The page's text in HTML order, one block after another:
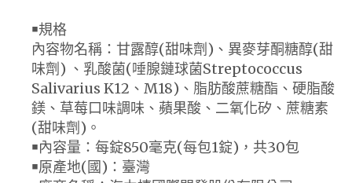
￭規格
內容物名稱：甘露醇(甜味劑)、異麥芽酮糖醇(甜
味劑) 、乳酸菌(唾腺鏈球菌Streptococcus
Salivarius K12、M18)、脂肪酸蔗糖酯、硬脂酸
鎂、草莓口味調味、蘋果酸、二氧化矽、蔗糖素
(甜味劑)。
￭內容量：每錠850毫克(每包1錠)，共30包
￭原產地(國)：臺灣